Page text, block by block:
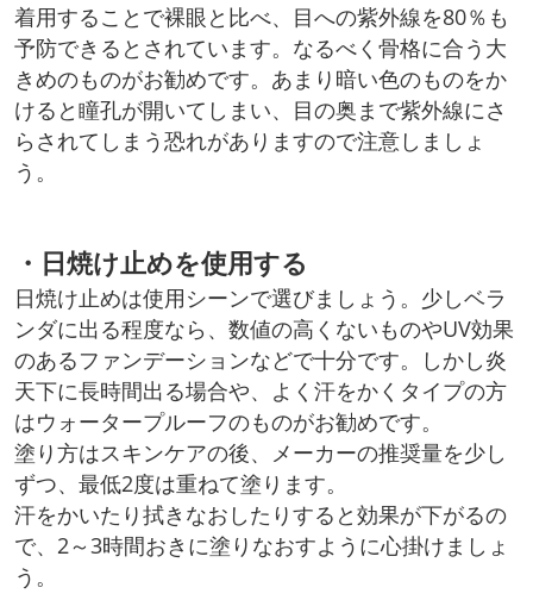
着用することで裸眼と比べ、目への紫外線を80％も
予防できるとされています。なるべく骨格に合う大
きめのものがお勧めです。あまり暗い色のものをか
けると瞳孔が開いてしまい、目の奥まで紫外線にさ
らされてしまう恐れがありますので注意しましょ
う。
・日焼け止めを使用する
日焼け止めは使用シーンで選びましょう。少しベラ
ンダに出る程度なら、数値の高くないものやUV効果
のあるファンデーションなどで十分です。しかし炎
天下に長時間出る場合や、よく汗をかくタイプの方
はウォータープルーフのものがお勧めです。
塗り方はスキンケアの後、メーカーの推奨量を少し
ずつ、最低2度は重ねて塗ります。
汗をかいたり拭きなおしたりすると効果が下がるの
で、2～3時間おきに塗りなおすように心掛けましょ
う。